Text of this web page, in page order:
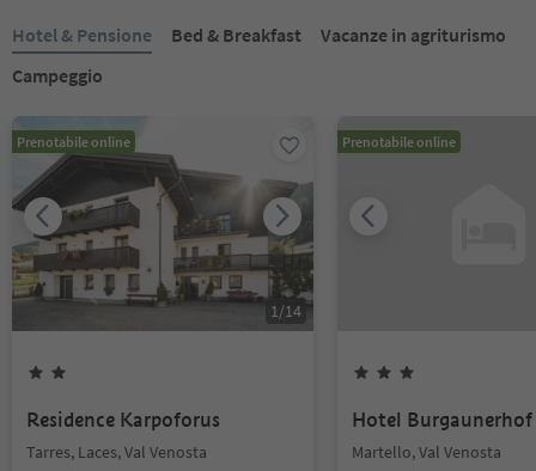
Hotel & Pensione Bed & Breakfast
Vacanze in agriturismo
Campeggio
Prenotabile online
1/14
Residence Karpoforus
Tarres, Laces, Val Venosta
Prenotabile online
Hotel Burgaunerhof
Martello, Val Venosta